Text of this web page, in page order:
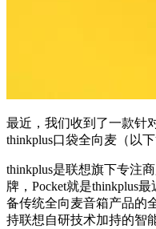
最近，我们收到了一款
thinkplus口袋全向麦（以下
thinkplus是联想旗下专注
牌，Pocket就是thinkplus
备传统全向麦音箱产品的
持联想自研技术加持的智